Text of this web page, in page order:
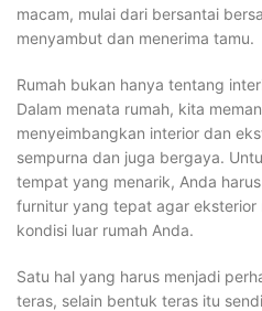
macam, mulai dari bersantai
menyambut dan menerima tamu.
Rumah bukan hanya tentang
Dalam menata rumah, kita
menyeimbangkan interior dan
sempurna dan juga bergaya.
tempat yang menarik, Anda
furnitur yang tepat agar eksterior
kondisi luar rumah Anda.
Satu hal yang harus menjadi
teras, selain bentuk teras itu